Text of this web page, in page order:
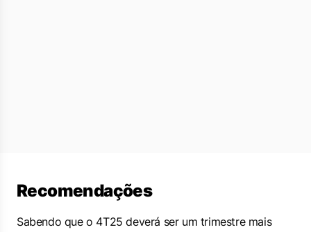
Recomendações
Sabendo que o 4T25 deverá ser um trimestre mais